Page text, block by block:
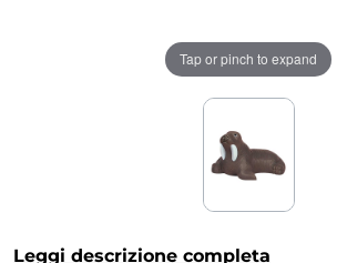
Tap or pinch to expand
Leggi descrizione completa